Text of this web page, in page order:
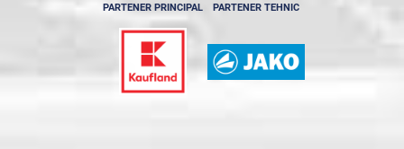
PARTENER PRINCIPAL PARTENER TEHNIC